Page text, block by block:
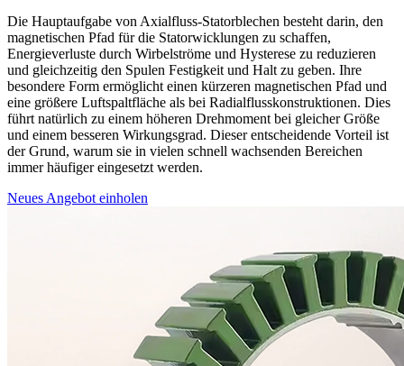
Die Hauptaufgabe von Axialfluss-Statorblechen besteht darin, den
magnetischen Pfad für die Statorwicklungen zu schaffen,
Energieverluste durch Wirbelströme und Hysterese zu reduzieren
und gleichzeitig den Spulen Festigkeit und Halt zu geben. Ihre
besondere Form ermöglicht einen kürzeren magnetischen Pfad und
eine größere Luftspaltfläche als bei Radialflusskonstruktionen. Dies
führt natürlich zu einem höheren Drehmoment bei gleicher Größe
und einem besseren Wirkungsgrad. Dieser entscheidende Vorteil ist
der Grund, warum sie in vielen schnell wachsenden Bereichen
immer häufiger eingesetzt werden.
Neues Angebot einholen